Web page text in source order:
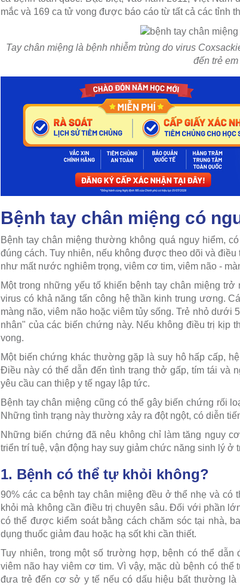
mắc và 169 ca tử vong được báo cáo từ tất cả các tỉnh
Tay chân miệng là bệnh nhiễm trùng do virus
đến trẻ
Bệnh tay chân miệng có
Bệnh tay chân miệng thường không quá nguy hiểm,
đúng cách. Tuy nhiên, nếu không được theo dõi và
như mất nước nghiêm trọng, viêm cơ tim, viêm não -
Một trong những yếu tố khiến bệnh tay chân miệng
virus có khả năng tấn công hệ thần kinh trung ương.
màng não, viêm não hoặc viêm tủy sống. Trẻ nhỏ dưới
nhân" của các biến chứng này. Nếu không điều trị kịp
vong.
Một biến chứng khác thường gặp là suy hô hấp cấp,
Điều này có thể dẫn đến tình trạng thở gấp, tím tái và
yêu cầu can thiệp y tế ngay lập tức.
Bệnh tay chân miệng cũng có thể gây biến chứng rối
Những tình trạng này thường xảy ra đột ngột, có diễn
Những biến chứng đã nêu không chỉ làm tăng nguy
triển trí tuệ, vận động hay suy giảm chức năng sinh lý ở
1. Bệnh có thể tự khỏi không?
90% các ca bệnh tay chân miệng đều ở thể nhẹ và
khỏi mà không cần điều trị chuyên sâu. Đối với phần
có thể được kiểm soát bằng cách chăm sóc tại nhà,
dụng thuốc giảm đau hoặc hạ sốt khi cần thiết.
Tuy nhiên, trong một số trường hợp, bệnh có thể
viêm não hay viêm cơ tim. Vì vậy, mặc dù bệnh có
đưa trẻ đến cơ sở y tế nếu có dấu hiệu bất thường